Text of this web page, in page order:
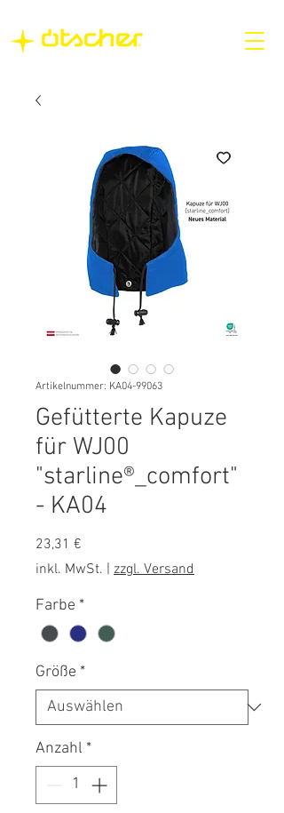
Artikelnummer: KA04-99063
Gefütterte Kapuze
für WJ00
"starline®_comfort"
- KA04
23,31 €
inkl. MwSt.
zzgl. Versand
Farbe *
Größe *
Anzahl *